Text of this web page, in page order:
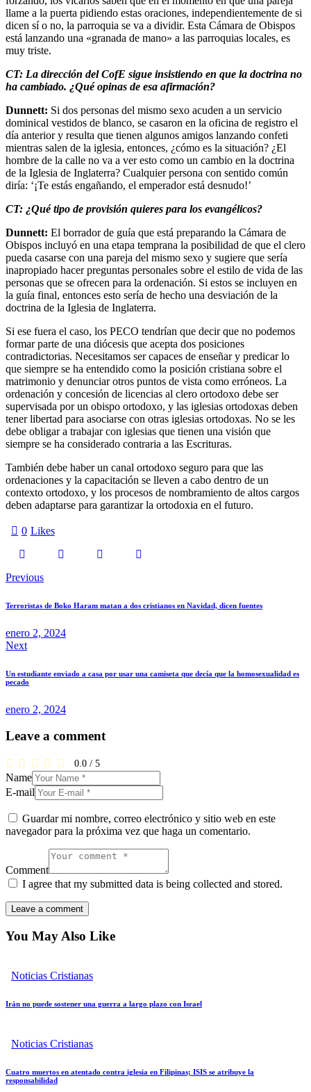
llame a la puerta pidiendo estas oraciones, independientemente de si
dicen sí o no, la parroquia se va a dividir. Esta Cámara de Obispos
está lanzando una «granada de mano» a las parroquias locales, es
muy triste.
CT: La dirección del CofE sigue insistiendo en que la doctrina no
ha cambiado. ¿Qué opinas de esa afirmación?
Dunnett: Si dos personas del mismo sexo acuden a un servicio
dominical vestidos de blanco, se casaron en la oficina de registro el
día anterior y resulta que tienen algunos amigos lanzando confeti
mientras salen de la iglesia, entonces, ¿cómo es la situación? ¿El
hombre de la calle no va a ver esto como un cambio en la doctrina
de la Iglesia de Inglaterra? Cualquier persona con sentido común
diría: ‘¡Te estás engañando, el emperador está desnudo!’
CT: ¿Qué tipo de provisión quieres para los evangélicos?
Dunnett: El borrador de guía que está preparando la Cámara de
Obispos incluyó en una etapa temprana la posibilidad de que el clero
pueda casarse con una pareja del mismo sexo y sugiere que sería
inapropiado hacer preguntas personales sobre el estilo de vida de las
personas que se ofrecen para la ordenación. Si estos se incluyen en
la guía final, entonces esto sería de hecho una desviación de la
doctrina de la Iglesia de Inglaterra.
Si ese fuera el caso, los PECO tendrían que decir que no podemos
formar parte de una diócesis que acepta dos posiciones
contradictorias. Necesitamos ser capaces de enseñar y predicar lo
que siempre se ha entendido como la posición cristiana sobre el
matrimonio y denunciar otros puntos de vista como erróneos. La
ordenación y concesión de licencias al clero ortodoxo debe ser
supervisada por un obispo ortodoxo, y las iglesias ortodoxas deben
tener libertad para asociarse con otras iglesias ortodoxas. No se les
debe obligar a trabajar con iglesias que tienen una visión que
siempre se ha considerado contraria a las Escrituras.
También debe haber un canal ortodoxo seguro para que las
ordenaciones y la capacitación se lleven a cabo dentro de un
contexto ortodoxo, y los procesos de nombramiento de altos cargos
deben adaptarse para garantizar la ortodoxia en el futuro.
0 Likes
Navegación
de
Previous
Terroristas de Boko Haram matan a dos cristianos en Navidad, dicen fuentes
enero 2, 2024
Next
Un estudiante enviado a casa por usar una camiseta que decía que la homosexualidad es
pecado
enero 2, 2024
Leave a comment
0.0 / 5
Name
E-mail
Guardar mi nombre, correo electrónico y sitio web en este
navegador para la próxima vez que haga un comentario.
Comment
I agree that my submitted data is being collected and stored.
You May Also Like
Noticias Cristianas
Irán no puede sostener una guerra a largo plazo con Israel
Noticias Cristianas
Cuatro muertos en atentado contra iglesia en Filipinas; ISIS se atribuye la
responsabilidad